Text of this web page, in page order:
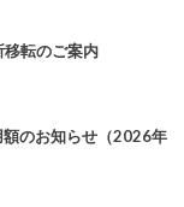
移転のご案内
のお知らせ（2026年